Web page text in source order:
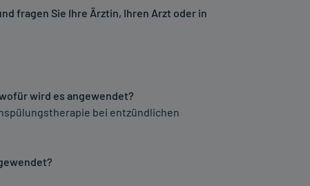
fragen Sie Ihre Ärztin, Ihren Arzt oder in
wird es angewendet?
bei entzündlichen